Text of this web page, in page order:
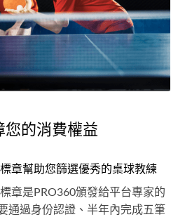
您的消費權益
標章幫助您篩選優秀的桌球教練
章是PRO360頒發給平台專家的
通過身份認證、半年內完成五筆